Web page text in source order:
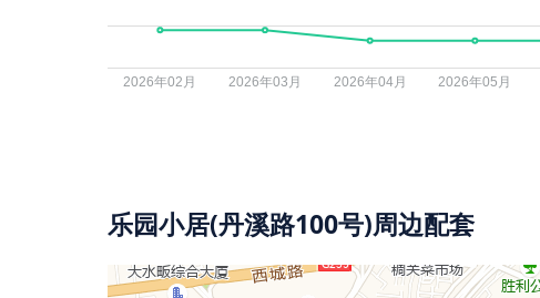
乐园小居(丹溪路100号)周边配套